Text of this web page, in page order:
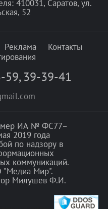
410031, Саратов, ул.
52
Реклама
Контакты
59, 39-39-41
ИА № ФС77–
2019 года
по надзору в
коммуникаций.
"Медиа Мир".
Милушев Ф.И.